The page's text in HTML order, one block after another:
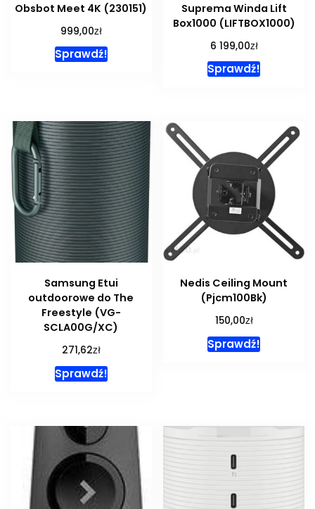
Obsbot Meet 4K (230151)
999,00zł
Sprawdź!
Suprema Winda Lift
Box1000 (LIFTBOX1000)
6 199,00zł
Sprawdź!
Samsung Etui
outdoorowe do The
Freestyle (VG-
SCLA00G/XC)
271,62zł
Sprawdź!
Nedis Ceiling Mount
(Pjcm100Bk)
150,00zł
Sprawdź!